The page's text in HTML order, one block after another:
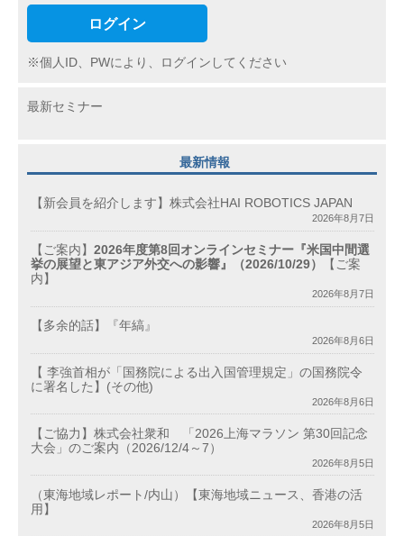
ログイン
※個人ID、PWにより、ログインしてください
最新セミナー
最新情報
【新会員を紹介します】株式会社HAI ROBOTICS JAPAN
2026年8月7日
【ご案内】 2026年度第8回オンラインセミナー『米国中間選
挙の展望と東アジア外交への影響』（2026/10/29）
【ご案
内】
2026年8月7日
【多余的話】『年縞』
2026年8月6日
【 李強首相が「国務院による出入国管理規定」の国務院令
に署名した】(その他)
2026年8月6日
【ご協力】株式会社衆和 「2026上海マラソン 第30回記念
大会」のご案内（2026/12/4～7）
2026年8月5日
（東海地域レポート/内山）【東海地域ニュース、香港の活
用】
2026年8月5日